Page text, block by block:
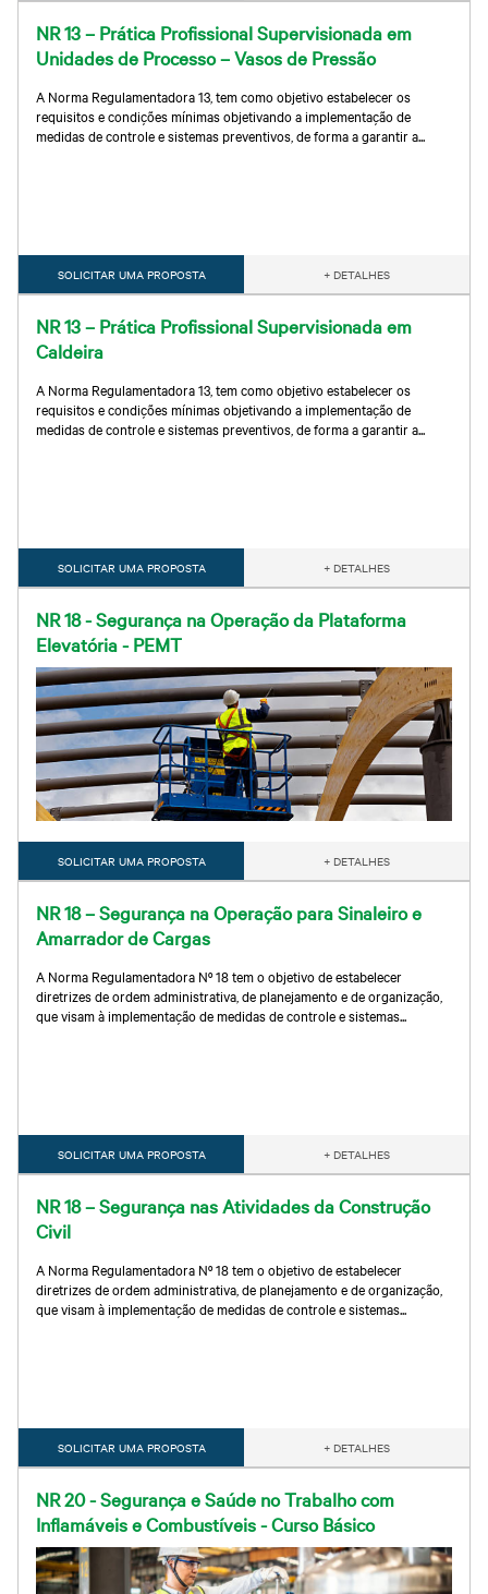
NR 13 – Prática Profissional Supervisionada em
Unidades de Processo – Vasos de Pressão
A Norma Regulamentadora 13, tem como objetivo estabelecer os
requisitos e condições mínimas objetivando a implementação de
medidas de controle e sistemas preventivos, de forma a garantir a...
SOLICITAR UMA PROPOSTA + DETALHES
NR 13 – Prática Profissional Supervisionada em
Caldeira
A Norma Regulamentadora 13, tem como objetivo estabelecer os
requisitos e condições mínimas objetivando a implementação de
medidas de controle e sistemas preventivos, de forma a garantir a...
SOLICITAR UMA PROPOSTA + DETALHES
NR 18 - Segurança na Operação da Plataforma
Elevatória - PEMT
SOLICITAR UMA PROPOSTA + DETALHES
NR 18 – Segurança na Operação para Sinaleiro e
Amarrador de Cargas
A Norma Regulamentadora Nº 18 tem o objetivo de estabelecer
diretrizes de ordem administrativa, de planejamento e de organização,
que visam à implementação de medidas de controle e sistemas...
SOLICITAR UMA PROPOSTA + DETALHES
NR 18 – Segurança nas Atividades da Construção
Civil
A Norma Regulamentadora Nº 18 tem o objetivo de estabelecer
diretrizes de ordem administrativa, de planejamento e de organização,
que visam à implementação de medidas de controle e sistemas...
SOLICITAR UMA PROPOSTA + DETALHES
NR 20 - Segurança e Saúde no Trabalho com
Inflamáveis e Combustíveis - Curso Básico